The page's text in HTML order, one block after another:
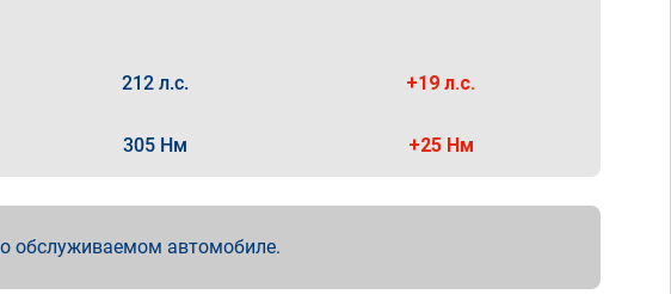
212 л.с. +19 л.с.
305 Нм +25 Нм
обслуживаемом автомобиле.